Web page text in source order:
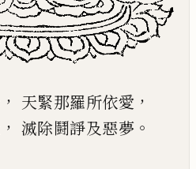
， 天緊那羅所依愛 ，
， 滅除鬪諍及惡夢 。